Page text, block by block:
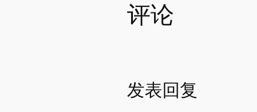
评论
发表回复